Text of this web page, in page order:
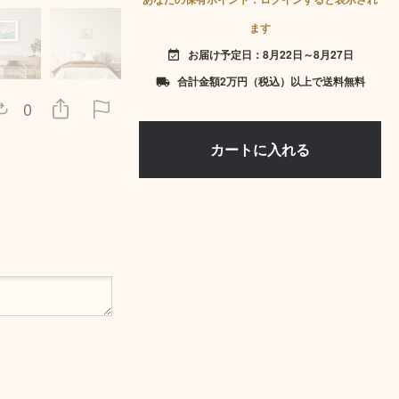
0
ます
event_available お届け予定日：8月22日～8月27日
local_shipping 合計金額2万円（税込）以上で送料無料